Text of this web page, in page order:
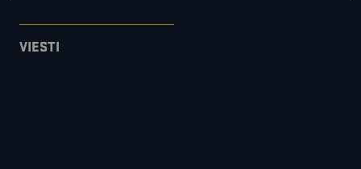
VIESTI